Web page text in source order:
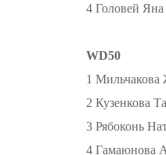
4 Головей
WD50
1
2 Кузенкова
3 Рябоконь
4 Гамаюнова